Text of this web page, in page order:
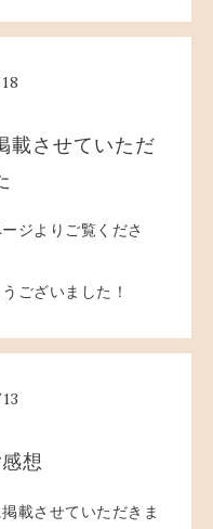
18
載させていただ
ジよりご覧くださ
ございました！
13
想
載させていただきま